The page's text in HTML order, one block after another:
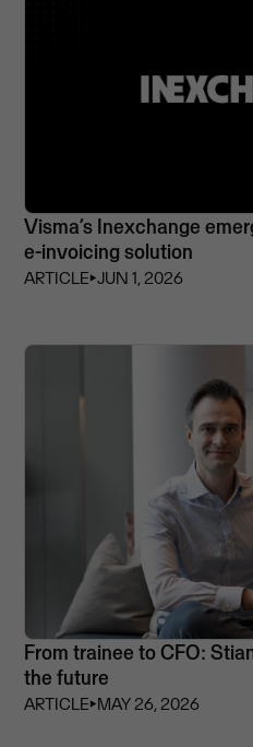
Visma’s Inexchange
e-invoicing solution
ARTICLE⏵JUN 1, 2026
From trainee to CFO:
the future
ARTICLE⏵MAY 26, 2026